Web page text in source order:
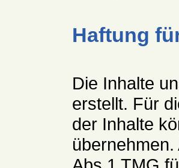
Haftung
Die Inhalte
erstellt. Für
der Inhalte